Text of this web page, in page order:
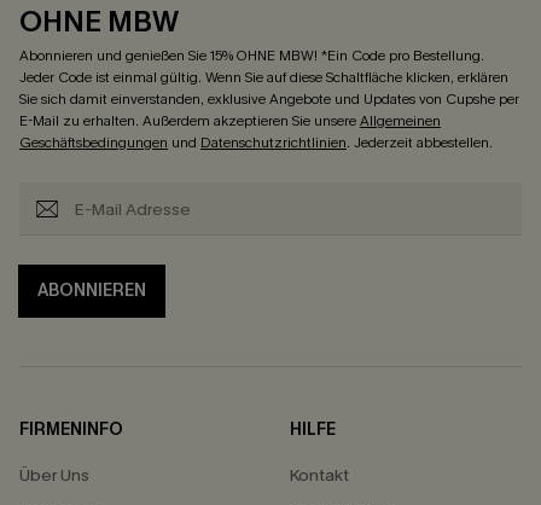
OHNE MBW
Abonnieren und genießen Sie 15% OHNE MBW! *Ein Code pro Bestellung.
Jeder Code ist einmal gültig. Wenn Sie auf diese Schaltfläche klicken, erklären
Sie sich damit einverstanden, exklusive Angebote und Updates von Cupshe per
E-Mail zu erhalten. Außerdem akzeptieren Sie unsereAllgemeinen
Geschäftsbedingungen und Datenschutzrichtlinien. Jederzeit abbestellen.
ABONNIEREN
FIRMENINFO
Über Uns
HILFE
Kontakt